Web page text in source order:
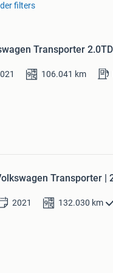
filters
Transporter
106.041 km
Transporter |
2021 132.030 km